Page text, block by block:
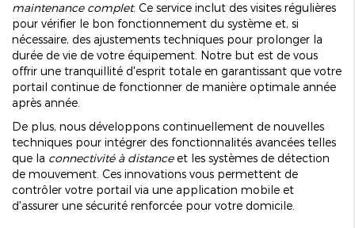
maintenance complet. Ce service inclut des visites régulières
pour vérifier le bon fonctionnement du système et, si
nécessaire, des ajustements techniques pour prolonger la
durée de vie de votre équipement. Notre but est de vous
offrir une tranquillité d'esprit totale en garantissant que votre
portail continue de fonctionner de manière optimale année
après année.
De plus, nous développons continuellement de nouvelles
techniques pour intégrer des fonctionnalités avancées telles
que la connectivité à distanceet les systèmes de détection
de mouvement. Ces innovations vous permettent de
contrôler votre portail via une application mobile et
d'assurer une sécurité renforcée pour votre domicile.